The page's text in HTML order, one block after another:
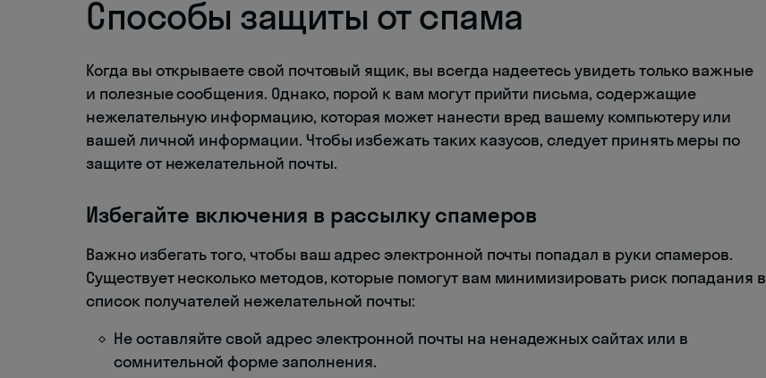
Способы защиты от спама
Когда вы открываете свой почтовый ящик, вы всегда надеетесь увидеть только важные
и полезные сообщения. Однако, порой к вам могут прийти письма, содержащие
нежелательную информацию, которая может нанести вред вашему компьютеру или
вашей личной информации. Чтобы избежать таких казусов, следует принять меры по
защите от нежелательной почты.
Избегайте включения в рассылку спамеров
Важно избегать того, чтобы ваш адрес электронной почты попадал в руки спамеров.
Существует несколько методов, которые помогут вам минимизировать риск попадания в
список получателей нежелательной почты:
Не оставляйте свой адрес электронной почты на ненадежных сайтах или в
сомнительной форме заполнения.